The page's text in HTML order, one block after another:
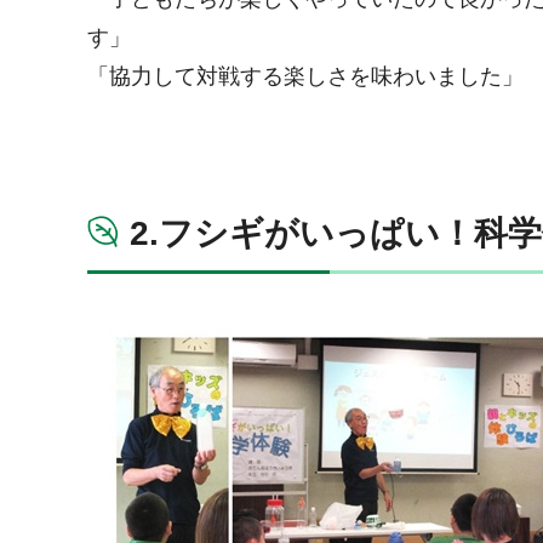
す」
「協力して対戦する楽しさを味わいました」
2.フシギがいっぱい！科